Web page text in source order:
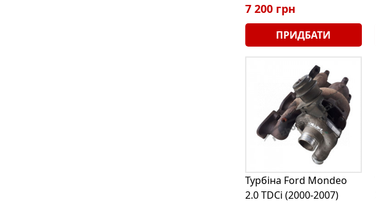
7 200 грн
ПРИДБАТИ
Турбіна Ford Mondeo
2.0 TDCi (2000-2007)